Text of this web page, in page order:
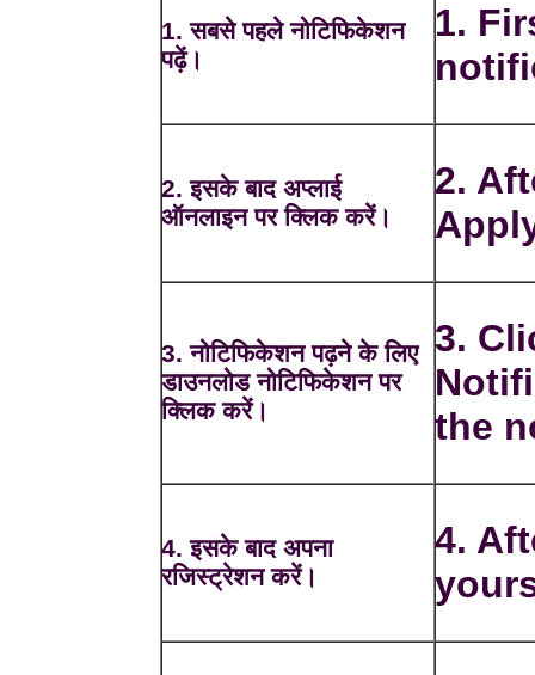
1. सबसे पहले नोटिफिकेशन
पढ़ें।
1.
2. इसके बाद अप्लाई
ऑनलाइन पर क्लिक करें।
2.
3. नोटिफिकेशन पढ़ने के लिए
डाउनलोड नोटिफिकेशन पर
क्लिक करें।
3.
the
4. इसके बाद अपना
रजिस्ट्रेशन करें।
4.